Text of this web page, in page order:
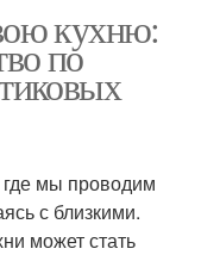
кухню:
по
мы проводим
с близкими.
может стать